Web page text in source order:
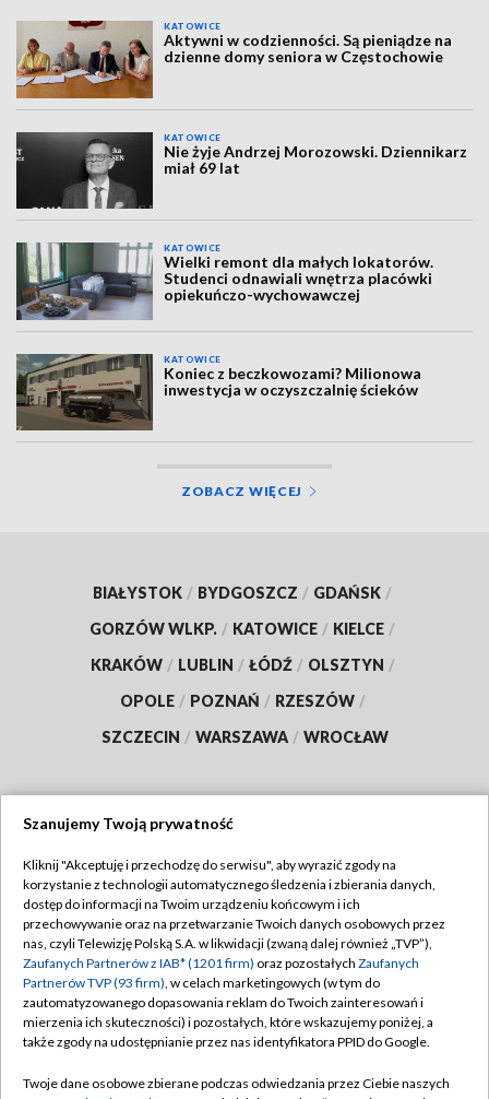
KATOWICE
Aktywni w codzienności. Są pieniądze na
dzienne domy seniora w Częstochowie
KATOWICE
Nie żyje Andrzej Morozowski. Dziennikarz
miał 69 lat
KATOWICE
Wielki remont dla małych lokatorów.
Studenci odnawiali wnętrza placówki
opiekuńczo-wychowawczej
KATOWICE
Koniec z beczkowozami? Milionowa
inwestycja w oczyszczalnię ścieków
ZOBACZ WIĘCEJ
BIAŁYSTOK / BYDGOSZCZ / GDAŃSK /
GORZÓW WLKP. / KATOWICE / KIELCE /
KRAKÓW / LUBLIN / ŁÓDŹ / OLSZTYN /
OPOLE / POZNAŃ / RZESZÓW /
SZCZECIN / WARSZAWA / WROCŁAW
TVP
Abonament TVP
Emisja w TVP
Centrum informacji TVP
Naziemna Telewizja Cyfrowa
Regulamin TVP
Polityka prywatności
Moje zgody
Pomoc
Szanujemy Twoją prywatność
Kliknij "Akceptuję i przechodzę do serwisu", aby wyrazić zgody na
korzystanie z technologii automatycznego śledzenia i zbierania danych,
dostęp do informacji na Twoim urządzeniu końcowym i ich
przechowywanie oraz na przetwarzanie Twoich danych osobowych przez
nas, czyli Telewizję Polską S.A. w likwidacji (zwaną dalej również „TVP”),
Zaufanych Partnerów z IAB* (1201 firm) oraz pozostałych Zaufanych
Partnerów TVP (93 firm), w celach marketingowych (w tym do
zautomatyzowanego dopasowania reklam do Twoich zainteresowań i
mierzenia ich skuteczności) i pozostałych, które wskazujemy poniżej, a
także zgody na udostępnianie przez nas identyfikatora PPID do Google.
Twoje dane osobowe zbierane podczas odwiedzania przez Ciebie naszych